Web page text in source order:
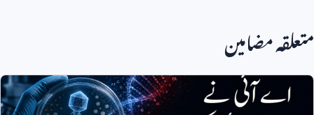
متعلقہ مضامین